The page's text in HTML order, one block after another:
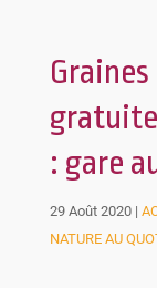
: gare
29 Août 2020|
NATURE AU